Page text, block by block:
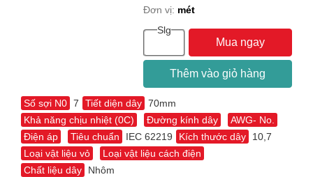
Đơn vị: mét
Slg
Mua ngay
Thêm vào giỏ hàng
Số sợi N0 7 Tiết diện dây 70mm
Khả năng chịu nhiệt (0C)
Đường kính dây
AWG- No.
Điện áp
Tiêu chuẩn IEC 62219 Kích thước dây
10,7
Loại vật liệu vỏ
Loại vật liệu cách điện
Chất liệu dây
Nhôm